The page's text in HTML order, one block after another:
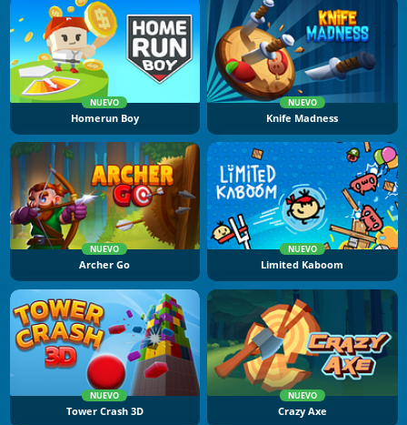
NUEVO
Homerun Boy
NUEVO
Knife Madness
NUEVO
Archer Go
NUEVO
Limited Kaboom
NUEVO
Tower Crash 3D
NUEVO
Crazy Axe